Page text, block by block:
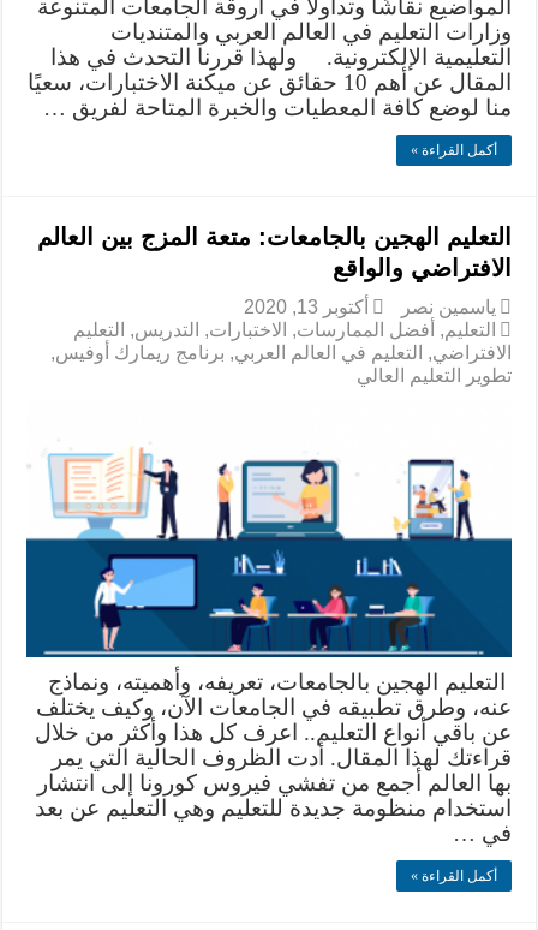
المواضيع نقاشًا وتداولًا في أروقة الجامعات المتنوعة
وزارات التعليم في العالم العربي والمتنديات
التعليمية الإلكترونية. ولهذا قررنا التحدث في هذا
المقال عن أهم 10 حقائق عن ميكنة الاختبارات، سعيًا
منا لوضع كافة المعطيات والخبرة المتاحة لفريق …
أكمل القراءة »
التعليم الهجين بالجامعات: متعة المزج بين العالم
الافتراضي والواقع
ياسمين نصر
أكتوبر 13, 2020
التعليم, أفضل الممارسات, الاختبارات, التدريس, التعليم
الافتراضي, التعليم في العالم العربي, برنامج ريمارك أوفيس,
تطوير التعليم العالي
التعليم الهجين بالجامعات، تعريفه، وأهميته، ونماذج
عنه، وطرق تطبيقه في الجامعات الآن، وكيف يختلف
عن باقي أنواع التعليم.. اعرف كل هذا وأكثر من خلال
قراءتك لهذا المقال. أدت الظروف الحالية التي يمر
بها العالم أجمع من تفشي فيروس كورونا إلى انتشار
استخدام منظومة جديدة للتعليم وهي التعليم عن بعد
في …
أكمل القراءة »